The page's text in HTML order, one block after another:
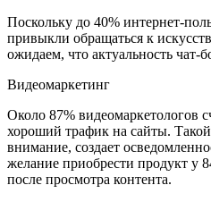
Поскольку до 40% интернет-
привыкли обращаться к
ожидаем, что актуальность чат-
Видеомаркетинг
Около 87% видеомаркетологов
хороший трафик на сайты.
внимание, создает
желание приобрести продукт у
после просмотра контента.